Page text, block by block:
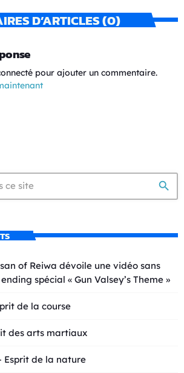
D’ARTICLES (0)
pour ajouter un commentaire.
search
of Reiwa dévoile une vidéo sans
spécial « Gun Valsey’s Theme »
de la course
des arts martiaux
Esprit de la nature